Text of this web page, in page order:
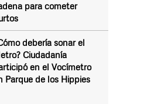
para cometer
debería sonar el
Ciudadanía
en el Vocímetro
Parque de los Hippies